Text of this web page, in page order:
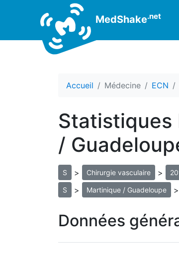
MedShake.net
Accueil Médecine ECN
Statistiques
/
S > Chirurgie vasculaire >
S > Martinique / Guadeloupe >
Données